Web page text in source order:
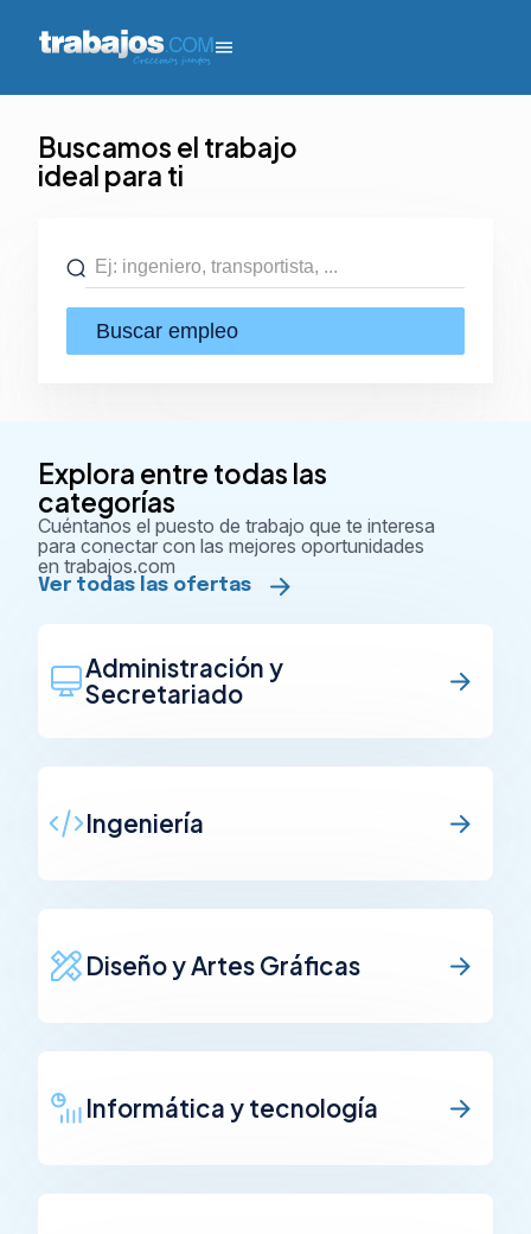
Buscamos el trabajo
ideal para ti
Buscar
Explora entre todas las
categorías
Cuéntanos el puesto de trabajo que te interesa
para conectar con las mejores oportunidades
en trabajos.com
Ver todas las ofertas
Administración y
Secretariado
Ingeniería
Diseño y Artes Gráficas
Informática y tecnología